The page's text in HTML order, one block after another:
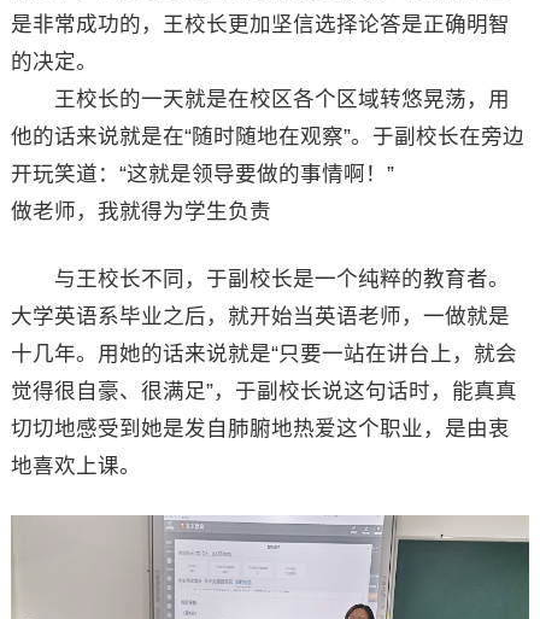
是非常成功的，王校长更加坚信选择论答是正确明智
的决定。
王校长的一天就是在校区各个区域转悠晃荡，用
他的话来说就是在“随时随地在观察”。于副校长在旁边
开玩笑道：“这就是领导要做的事情啊！”
做老师，我就得为学生负责
与王校长不同，于副校长是一个纯粹的教育者。
大学英语系毕业之后，就开始当英语老师，一做就是
十几年。用她的话来说就是“只要一站在讲台上，就会
觉得很自豪、很满足”，于副校长说这句话时，能真真
切切地感受到她是发自肺腑地热爱这个职业，是由衷
地喜欢上课。